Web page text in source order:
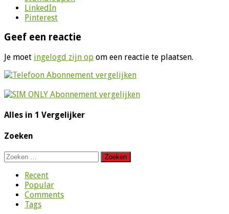
LinkedIn
Pinterest
Geef een reactie
Je moet ingelogd zijn op om een reactie te plaatsen.
Alles in 1 Vergelijker
Zoeken
Zoeken
naar:
Recent
Popular
Comments
Tags